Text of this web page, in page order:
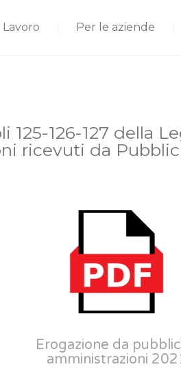
Lavoro Per le aziende
126-127 della
ricevuti da
Erogazione da
amministrazioni